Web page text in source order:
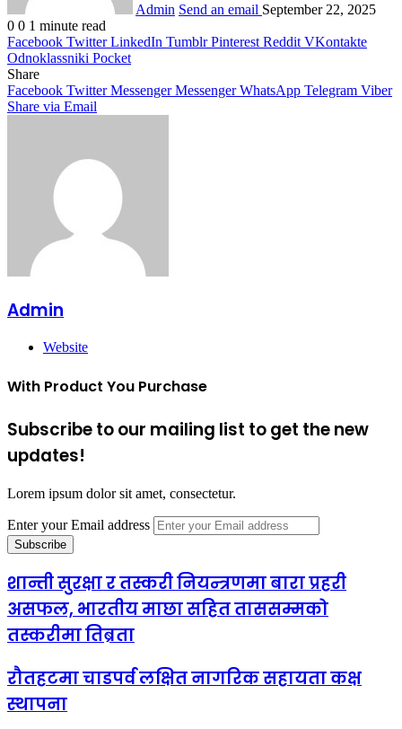
Admin Send an email September 22, 2025
0 0 1 minute read
Facebook Twitter LinkedIn Tumblr Pinterest Reddit VKontakte
Odnoklassniki Pocket
Share
Facebook Twitter Messenger Messenger WhatsApp Telegram Viber
Share via Email
Admin
Website
With Product You Purchase
Subscribe to our mailing list to get the new
updates!
Lorem ipsum dolor sit amet, consectetur.
Enter your Email address
शान्ती सुरक्षा र तस्करी नियन्त्रणमा बारा प्रहरी
असफल, भारतीय माछा सहित ताससम्मको
तस्करीमा तिब्रता
रौतहटमा चाडपर्व लक्षित नागरिक सहायता कक्ष
स्थापना